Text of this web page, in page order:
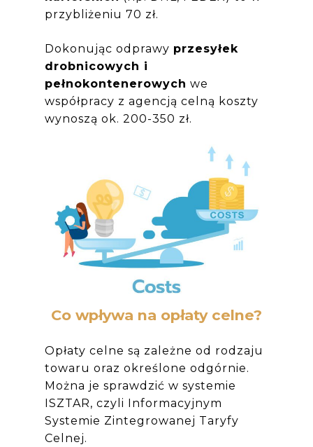
przybliżeniu 70 zł.
Dokonując odprawy przesyłek
drobnicowych i
pełnokontenerowych we
współpracy z agencją celną koszty
wynoszą ok. 200-350 zł.
Co wpływa na opłaty celne?
Opłaty celne są zależne od rodzaju
towaru oraz określone odgórnie.
Można je sprawdzić w systemie
ISZTAR, czyli Informacyjnym
Systemie Zintegrowanej Taryfy
Celnej.​​​​​​